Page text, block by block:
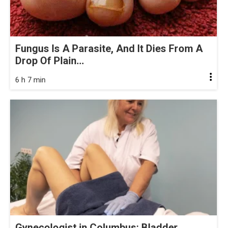
Fungus Is A Parasite, And It Dies From A
Drop Of Plain...
6 h 7 min